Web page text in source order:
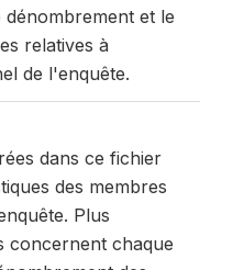
dénombrement et le
relatives à
de l'enquête.
dans ce fichier
des membres
Plus
concernent chaque